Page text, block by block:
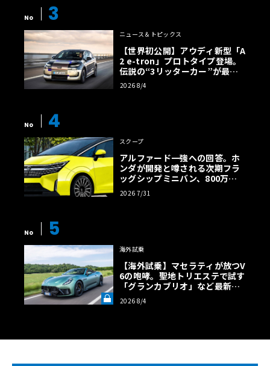
No 3
ニュース＆トピックス
【世界初公開】アウディ新型「A
2 e-tron」プロトタイプ登場。
伝説の“3リッターカー”が最高
効率エントリーBEVとして復活
【画像38枚】
2026 8/4
No 4
スクープ
アルファード一強への回答。ホ
ンダが開発と噂される次期フラ
ッグシップミニバン、800万円
超の勝算【予想CG】
2026 7/31
No 5
海外試乗
【海外試乗】マセラティが放つV
6の咆哮。聖地トリエステで試す
「グランカブリオ」など最新ト
ロフェオ3台の官能評価《LE VO
LANT LAB》
2026 8/4